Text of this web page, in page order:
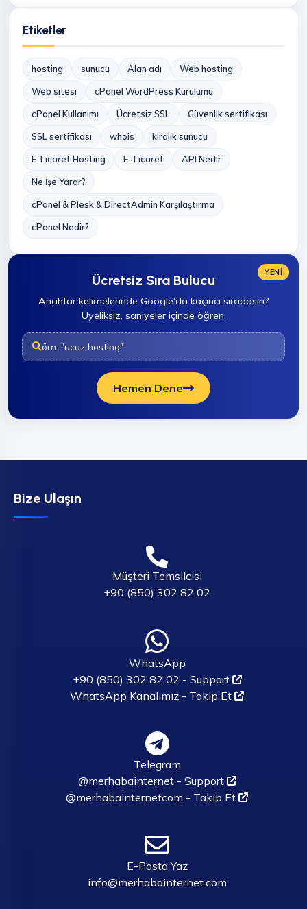
Etiketler
hosting sunucu Alan adı Web hosting
Web sitesi cPanel WordPress Kurulumu
cPanel Kullanımı Ücretsiz SSL Güvenlik sertifikası
SSL sertifikası whois kiralık sunucu
E Ticaret Hosting E-Ticaret API Nedir
Ne İşe Yarar?
cPanel & Plesk & DirectAdmin Karşılaştırma
cPanel Nedir?
YENİ
Ücretsiz Sıra Bulucu
Anahtar kelimelerinde Google'da kaçıncı sıradasın?
Üyeliksiz, saniyeler içinde öğren.
örn. "ucuz hosting"
Hemen Dene
Bize Ulaşın
Müşteri Temsilcisi
+90 (850) 302 82 02
WhatsApp
+90 (850) 302 82 02 - Support
WhatsApp Kanalımız - Takip Et
Telegram
@merhabainternet - Support
@merhabainternetcom - Takip Et
E-Posta Yaz
info@merhabainternet.com